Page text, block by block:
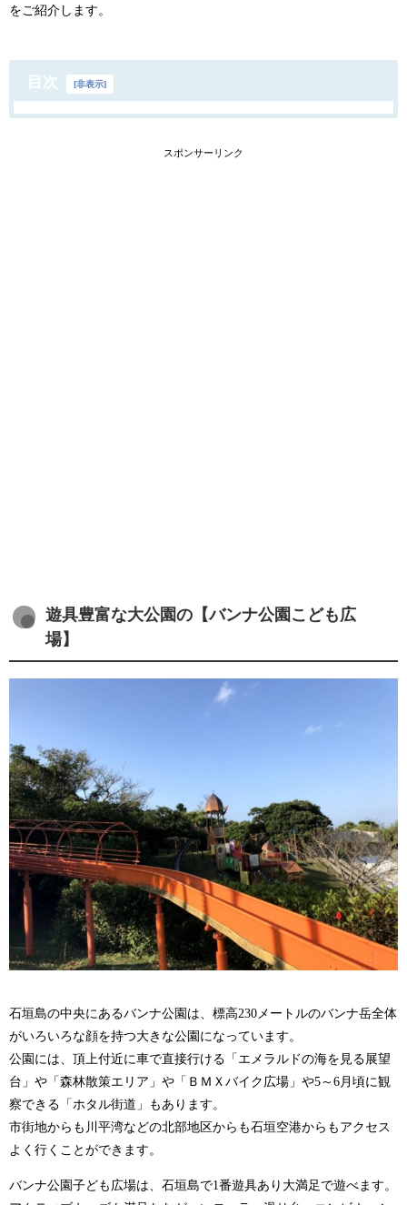
をご紹介します。
目次 [非表示]
スポンサーリンク
遊具豊富な大公園の【バンナ公園こども広
場】
石垣島の中央にあるバンナ公園は、標高230メートルのバンナ岳全体
がいろいろな顔を持つ大きな公園になっています。
公園には、頂上付近に車で直接行ける「エメラルドの海を見る展望
台」や「森林散策エリア」や「ＢＭＸバイク広場」や5～6月頃に観
察できる「ホタル街道」もあります。
市街地からも川平湾などの北部地区からも石垣空港からもアクセス
よく行くことができます。
バンナ公園子ども広場は、石垣島で1番遊具あり大満足で遊べます。